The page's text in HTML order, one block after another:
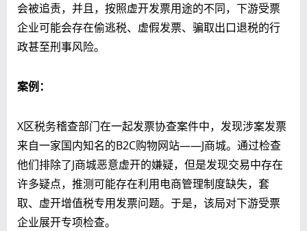
会被追责，并且，按照虚开发票用途的不同，下游受票
企业可能会存在偷逃税、虚假发票、骗取出口退税的行
政甚至刑事风险。
案例：
X区税务稽查部门在一起发票协查案件中，发现涉案发票
来自一家国内知名的B2C购物网站——J商城。通过检查
他们排除了J商城恶意虚开的嫌疑，但是发现交易中存在
许多疑点，推测可能存在利用电商管理制度缺失，套
取、虚开增值税专用发票问题。于是，该局对下游受票
企业展开专项检查。